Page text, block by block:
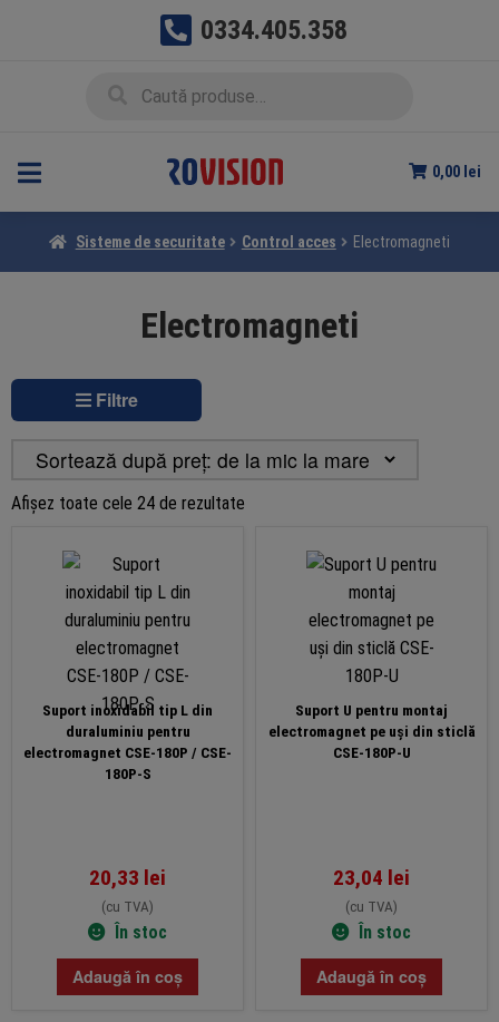
0334.405.358
0,00 lei
Sisteme de securitate Control acces Electromagneti
Electromagneti
Filtre
Afișez toate cele 24 de rezultate
Suport inoxidabil tip L din
duraluminiu pentru
electromagnet CSE-180P / CSE-
180P-S
20,33 lei
(cu TVA)
În stoc
Adaugă în coș
Suport U pentru montaj
electromagnet pe uși din sticlă
CSE-180P-U
23,04 lei
(cu TVA)
În stoc
Adaugă în coș